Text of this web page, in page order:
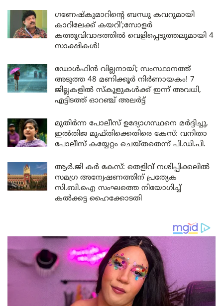
ഗണേഷ്കുമാറിന്റെ ബന്ധു കവറുമായി
കാറിലേക്ക് കയറി’;സോളർ
കത്തുവിവാദത്തിൽ വെളിപ്പെടുത്തലുമായി 4
സാക്ഷികൾ!
ഡോൾഫിൻ വില്ലനായി; സംസ്ഥാനത്ത്
അടുത്ത 48 മണിക്കൂർ നിർണായകം! 7
ജില്ലകളിൽ സ്കൂളുകൾക്ക് ഇന്ന് അവധി,
എട്ടിടത്ത് ഓറഞ്ച് അലർട്ട്
മുതിർന്ന പോലീസ് ഉദ്യോഗസ്ഥനെ മർദ്ദിച്ചു,
ഇൽതിജ മുഫ്തിക്കെതിരെ കേസ്: വനിതാ
പോലീസ് കയ്യേറ്റം ചെയ്തതെന്ന് പി.ഡി.പി.
ആർ.ജി കർ കേസ്: തെളിവ് നശിപ്പിക്കലിൽ
സമഗ്ര അന്വേഷണത്തിന് പ്രത്യേക
സി.ബി.ഐ സംഘത്തെ നിയോഗിച്ച്
കൽക്കട്ട ഹൈക്കോടതി